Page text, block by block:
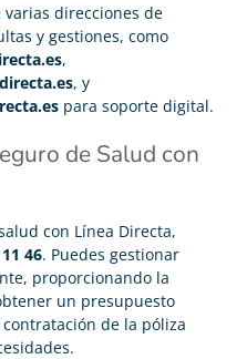
varias direcciones de
y gestiones, como
,
, y
para soporte digital.
de Salud con
con Línea Directa,
46. Puedes gestionar
proporcionando la
un presupuesto
de la póliza